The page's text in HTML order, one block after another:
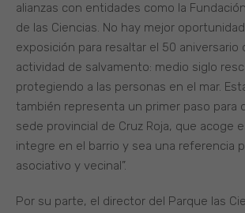
alianzas con entidades como la
de las Ciencias. No hay mejor
exposición para resaltar el 50 aniversario
actividad de salvamento: medio siglo
protegiendo a las personas en el mar.
también representa un primer paso para
sede provincial de Cruz Roja, que acoge
integre en el barrio y sea una referencia
asociativo y vecinal”.
Por su parte, el director del Parque las